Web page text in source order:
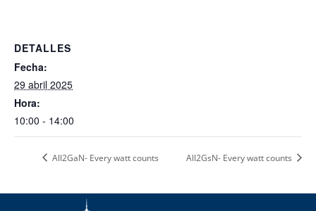
DETALLES
Fecha:
29 abril 2025
Hora:
10:00 - 14:00
All2GaN- Every watt counts All2GsN- Every watt counts